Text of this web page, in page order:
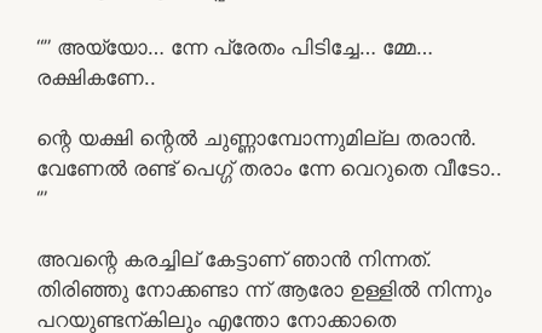
“” അയ്യോ… ന്നേ പ്രേതം പിടിച്ചേ… മ്മേ…
രക്ഷികണേ..
ന്റെ യക്ഷി ന്റെൽ ചുണ്ണാമ്പോന്നുമില്ല തരാൻ.
വേണേൽ രണ്ട് പെഗ്ഗ് തരാം ന്നേ വെറുതെ വീടോ..
‘”
അവന്റെ കരച്ചില് കേട്ടാണ് ഞാൻ നിന്നത്.
തിരിഞ്ഞു നോക്കണ്ടാ ന്ന് ആരോ ഉള്ളിൽ നിന്നും
പറയുണ്ടന്കിലും എന്തോ നോക്കാതെ